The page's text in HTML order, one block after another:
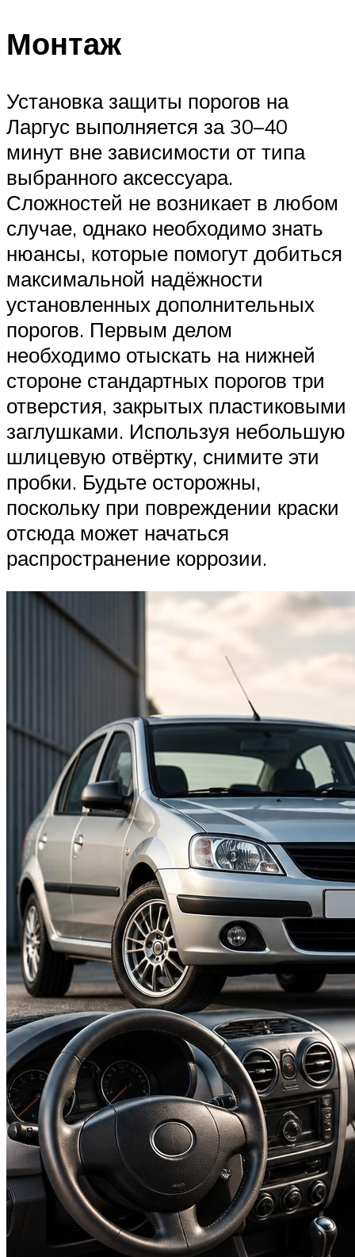
Монтаж
Установка защиты порогов на
Ларгус выполняется за 30–40
минут вне зависимости от типа
выбранного аксессуара.
Сложностей не возникает в любом
случае, однако необходимо знать
нюансы, которые помогут добиться
максимальной надёжности
установленных дополнительных
порогов. Первым делом
необходимо отыскать на нижней
стороне стандартных порогов три
отверстия, закрытых пластиковыми
заглушками. Используя небольшую
шлицевую отвёртку, снимите эти
пробки. Будьте осторожны,
поскольку при повреждении краски
отсюда может начаться
распространение коррозии.